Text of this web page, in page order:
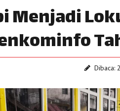
Menjadi
Dibaca: